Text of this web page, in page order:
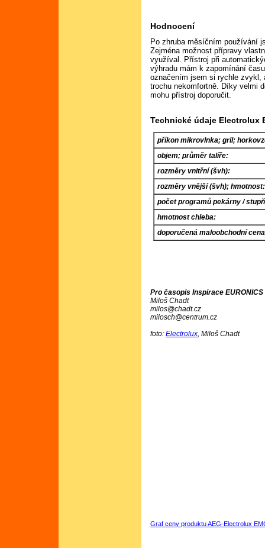
Hodnocení
Po zhruba měsíčním používání
Zejména možnost přípravy
využíval. Přístroj při
výhradu mám k zapomínání
označením jsem si rychle zvykl,
trochu nekomfortně. Díky velmi
mohu přístroj doporučit.
Technické údaje Electrolux
příkon mikrovlnka; gril;
objem; průměr talíře:
rozměry vnitřní (švh):
rozměry vnější (švh); hmotnost:
počet programů pekárny /
hmotnost chleba:
doporučená maloobchodní
Pro časopis Inspirace EURONICS
Miloš Chadt
milos@chadt.cz
milosch@centrum.cz
foto:Electrolux , Miloš Chadt
Graf ceny produktu AEG-Electrolux